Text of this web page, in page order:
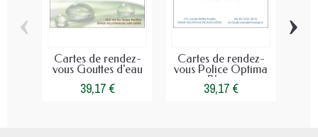
Cartes de rendez-
vous Gouttes d'eau
39,17 €
Cartes de rendez-
vous Police Optima
Bleue
39,17 €
‹ ›